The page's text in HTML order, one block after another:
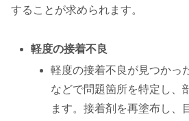
することが求められます。
軽度の接着不良
軽度の接着不良が見つかっ
などで問題箇所を特定し、
ます。接着剤を再塗布し、